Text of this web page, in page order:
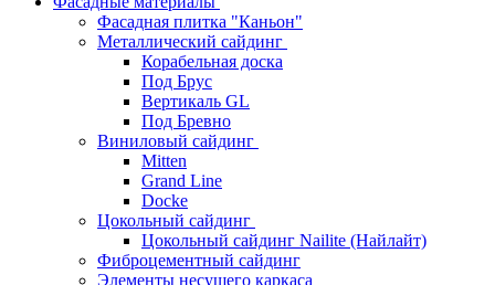
Фасадная плитка "Каньон"
Металлический сайдинг
Корабельная доска
Под Брус
Вертикаль GL
Под Бревно
Виниловый сайдинг
Mitten
Grand Line
Docke
Цокольный сайдинг
Цокольный сайдинг Nailite (Найлайт)
Фиброцементный сайдинг
Элементы несущего каркаса